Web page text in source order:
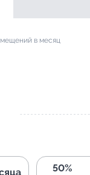
в месяц
50%